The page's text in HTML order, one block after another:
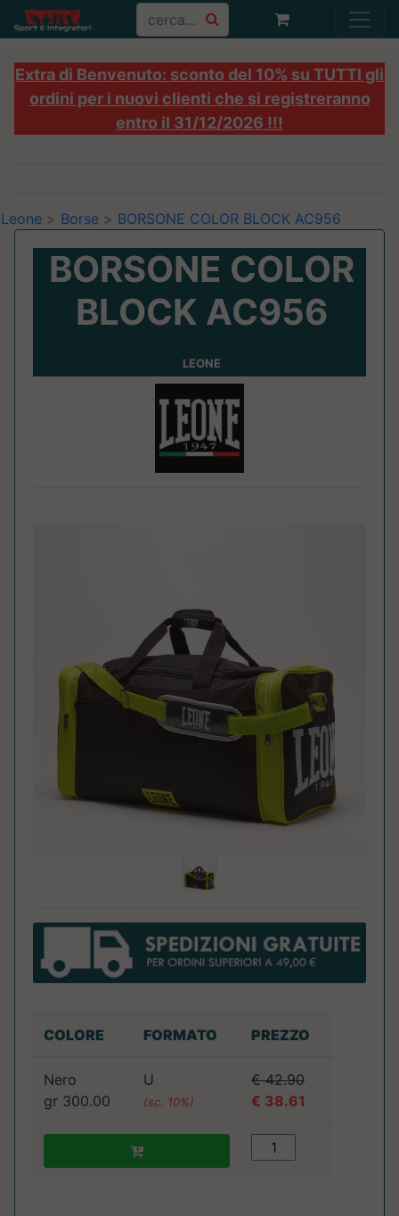
Extra di Benvenuto: sconto del 10% su TUTTI gli
ordini per i nuovi clienti che si registreranno
entro il 31/12/2026 !!!
Leone > Borse > BORSONE COLOR BLOCK AC956
BORSONE COLOR
BLOCK AC956
LEONE
COLORE FORMATO PREZZO
Nero
gr 300.00
U
(sc. 10%)
€ 42.90
€ 38.61